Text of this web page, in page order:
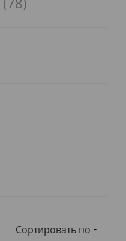
Сортировать по